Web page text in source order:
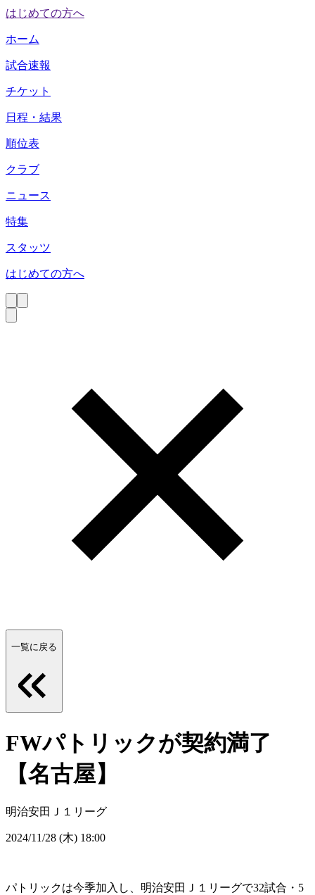
はじめての方へ
ホーム
試合速報
チケット
日程・結果
順位表
クラブ
ニュース
特集
スタッツ
はじめての方へ
一覧に戻る
FWパトリックが契約満了
【名古屋】
明治安田Ｊ１リーグ
2024/11/28 (木) 18:00
パトリックは今季加入し、明治安田Ｊ１リーグで32試合・5